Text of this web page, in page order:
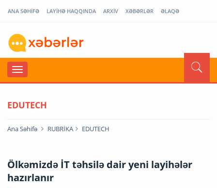
ANA SƏHİFƏ LAYİHƏ HAQQINDA ARXİV XƏBƏRLƏR ƏLAQƏ
EDUTECH
Ana Səhifə RUBRİKA EDUTECH
Ölkəmizdə İT təhsilə dair yeni layihələr
hazırlanır